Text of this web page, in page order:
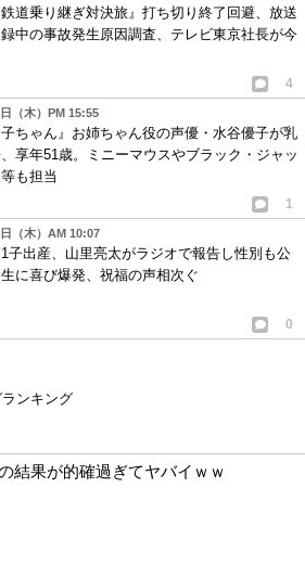
鉄道乗り継ぎ対決旅』打ち切り終了回避、放送
中の事故発生原因調査、テレビ東京社長が今
4
（木）PM 15:55
子ちゃん』お姉ちゃん役の声優・水谷優子が乳
享年51歳。ミニーマウスやブラック・ジャッ
も担当
1
（木）AM 10:07
子出産、山里亮太がラジオで報告し性別も公
に喜び爆発、祝福の声相次ぐ
0
ンキング
結果が的確過ぎてヤバイｗｗ